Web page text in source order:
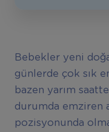
Bebekler yeni
günlerde çok sık
bazen yarım
durumda emziren
pozisyonunda